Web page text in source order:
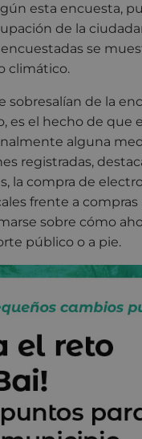
esta encuesta,
de la
encuestadas se
climático.
sobresalían de la
es el hecho de que
alguna
registradas,
la compra de
frente a
sobre cómo
público o a pie.